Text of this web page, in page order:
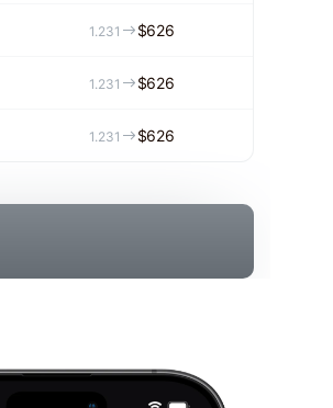
1.231 $626
1.231 $626
1.231 $626